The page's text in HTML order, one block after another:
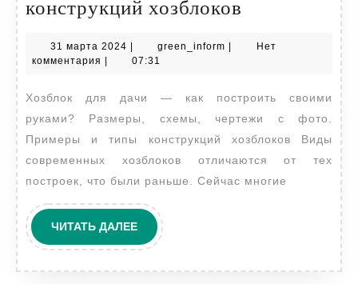
конструкций хозблоков
дачи
как
построить
своими
руками?
с
31 марта 2024 31
марта
| green_inform green_inform
|
Нет
комментария | 07:31
Хозблок для дачи — как построить своими
руками? Размеры, схемы, чертежи с фото.
Примеры и типы конструкций хозблоков Виды
современных хозблоков отличаются от тех
построек, что были раньше. Сейчас многие
ЧИТАТЬ ДАЛЕЕЧИТАТЬ
ДАЛЕЕ